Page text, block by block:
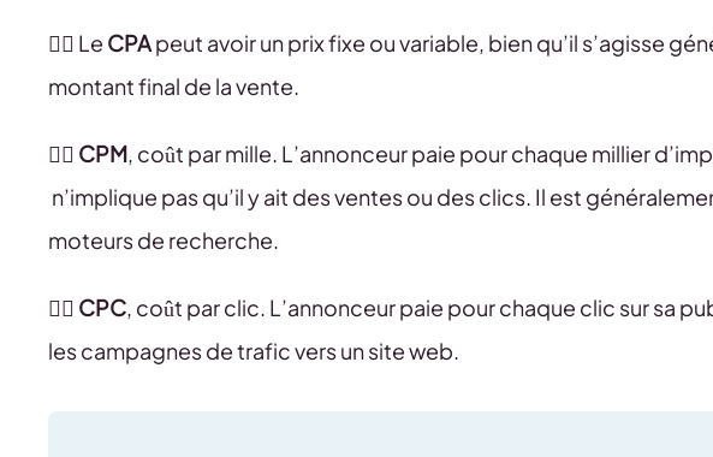
👉🏻 Le CPApeut avoir un prix fixe ou variable, bien qu’il s’agisse
montant final de la vente.
👉🏻 CPM, coût par mille. L’annonceur paie pour chaque millier
n’implique pas qu’il y ait des ventes ou des clics. Il est
moteurs de recherche.
👉🏻 CPC, coût par clic. L’annonceur paie pour chaque clic sur sa
les campagnes de trafic vers un site web.